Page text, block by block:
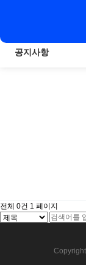
공지사항
전체 0건 1 페이지